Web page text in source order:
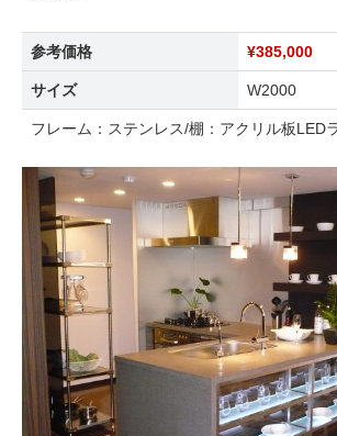
参考価格 ¥385,000
サイズ W2000
フレーム：ステンレス/棚：アクリル板LED